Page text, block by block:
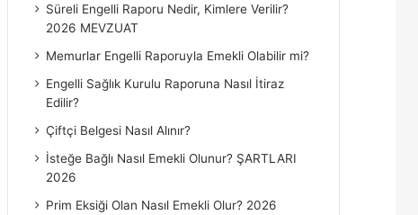
ı
l
r
Süreli Engelli Raporu Nedir, Kimlere Verilir?
2026 MEVZUAT
Memurlar Engelli Raporuyla Emekli Olabilir mi?
Engelli Sağlık Kurulu Raporuna Nasıl İtiraz
Edilir?
Çiftçi Belgesi Nasıl Alınır?
İsteğe Bağlı Nasıl Emekli Olunur? ŞARTLARI
2026
Prim Eksiği Olan Nasıl Emekli Olur? 2026